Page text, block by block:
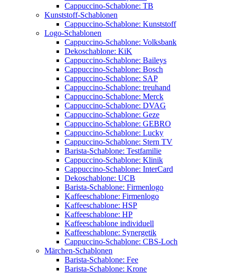
Cappuccino-Schablone: TB
Kunststoff-Schablonen
Cappuccino-Schablone: Kunststoff
Logo-Schablonen
Cappuccino-Schablone: Volksbank
Dekoschablone: KiK
Cappuccino-Schablone: Baileys
Cappuccino-Schablone: Bosch
Cappuccino-Schablone: SAP
Cappuccino-Schablone: treuhand
Cappuccino-Schablone: Merck
Cappuccino-Schablone: DVAG
Cappuccino-Schablone: Geze
Cappuccino-Schablone: GEBRO
Cappuccino-Schablone: Lucky
Cappuccino-Schablone: Stern TV
Barista-Schablone: Testfamilie
Cappuccino-Schablone: Klinik
Cappuccino-Schablone: InterCard
Dekoschablone: UCB
Barista-Schablone: Firmenlogo
Kaffeeschablone: Firmenlogo
Kaffeeschablone: HSP
Kaffeeschablone: HP
Kaffeeschablone individuell
Kaffeeschablone: Synergetik
Cappuccino-Schablone: CBS-Loch
Märchen-Schablonen
Barista-Schablone: Fee
Barista-Schablone: Krone